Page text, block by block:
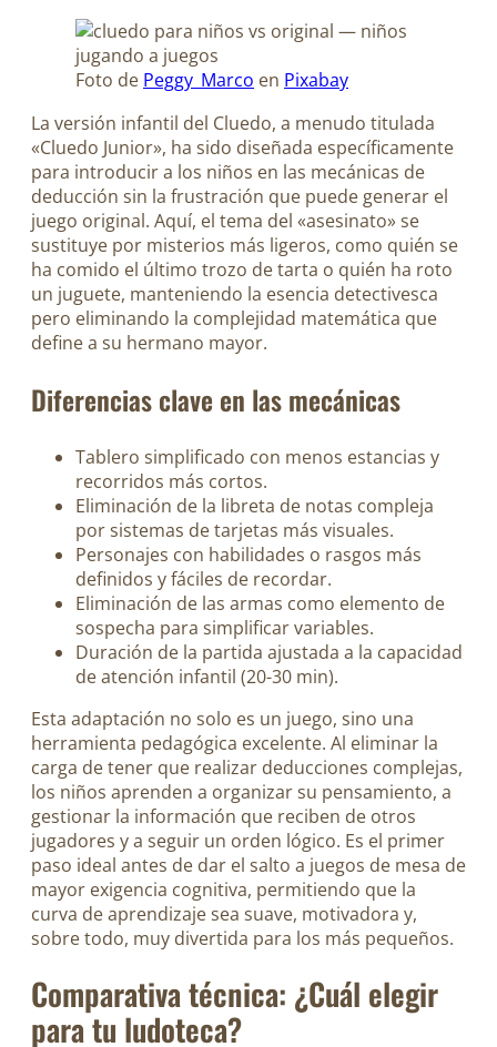
Foto de Peggy_Marco en Pixabay
La versión infantil del Cluedo, a menudo titulada
«Cluedo Junior», ha sido diseñada específicamente
para introducir a los niños en las mecánicas de
deducción sin la frustración que puede generar el
juego original. Aquí, el tema del «asesinato» se
sustituye por misterios más ligeros, como quién se
ha comido el último trozo de tarta o quién ha roto
un juguete, manteniendo la esencia detectivesca
pero eliminando la complejidad matemática que
define a su hermano mayor.
Diferencias clave en las mecánicas
Tablero simplificado con menos estancias y
recorridos más cortos.
Eliminación de la libreta de notas compleja
por sistemas de tarjetas más visuales.
Personajes con habilidades o rasgos más
definidos y fáciles de recordar.
Eliminación de las armas como elemento de
sospecha para simplificar variables.
Duración de la partida ajustada a la capacidad
de atención infantil (20-30 min).
Esta adaptación no solo es un juego, sino una
herramienta pedagógica excelente. Al eliminar la
carga de tener que realizar deducciones complejas,
los niños aprenden a organizar su pensamiento, a
gestionar la información que reciben de otros
jugadores y a seguir un orden lógico. Es el primer
paso ideal antes de dar el salto a juegos de mesa de
mayor exigencia cognitiva, permitiendo que la
curva de aprendizaje sea suave, motivadora y,
sobre todo, muy divertida para los más pequeños.
Comparativa técnica: ¿Cuál elegir
para tu ludoteca?